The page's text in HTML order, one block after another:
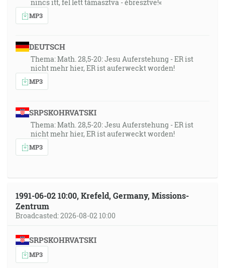
nincs itt, fel lett támasztva - ébresztve!«
MP3
DEUTSCH
Thema: Math. 28,5-20: Jesu Auferstehung - ER ist
nicht mehr hier, ER ist auferweckt worden!
MP3
SRPSKOHRVATSKI
Thema: Math. 28,5-20: Jesu Auferstehung - ER ist
nicht mehr hier, ER ist auferweckt worden!
MP3
1991-06-02 10:00, Krefeld, Germany, Missions-
Zentrum
Broadcasted: 2026-08-02 10:00
SRPSKOHRVATSKI
MP3